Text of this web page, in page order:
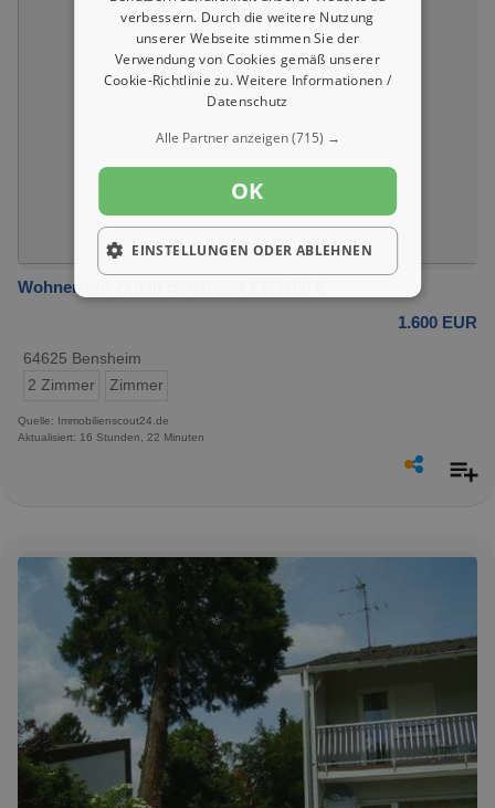
Wohnen auf Zeit in Bensheim 1.600,00 €
1.600 EUR
64625 Bensheim
2 Zimmer
Zimmer
Quelle: Immobilienscout24.de
Aktualisiert: 16 Stunden, 22 Minuten
verbessern. Durch die weitere Nutzung
unserer Webseite stimmen Sie der
Verwendung von Cookies gemäß unserer
Cookie-Richtlinie zu.Weitere Informationen /
Datenschutz
Alle Partner anzeigen(715) →
OK
EINSTELLUNGEN ODER ABLEHNEN